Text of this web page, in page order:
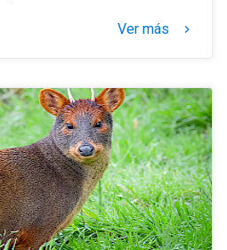
Ver más keyboard_arrow_right